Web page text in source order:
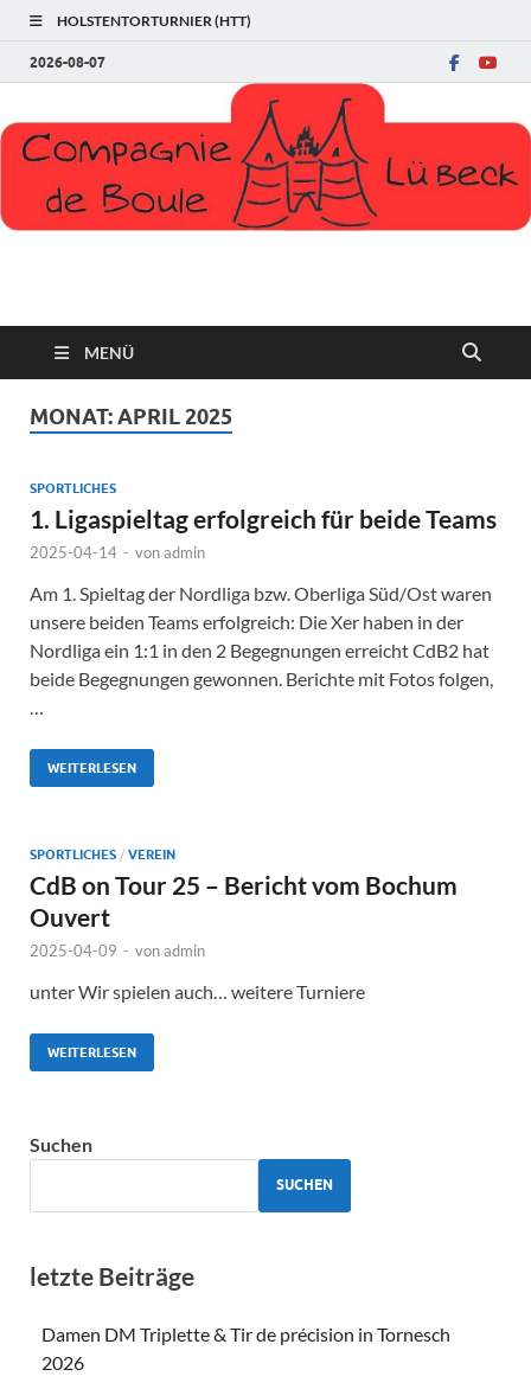
HOLSTENTORTURNIER (HTT)
2026-08-07
Compagnie de Boule
MENÜ
MONAT:APRIL 2025
SPORTLICHES
1. Ligaspieltag erfolgreich für beide Teams
2025-04-14 - vonadmin
Am 1. Spieltag der Nordliga bzw. Oberliga Süd/Ost waren
unsere beiden Teams erfolgreich: Die Xer haben in der
Nordliga ein 1:1 in den 2 Begegnungen erreicht CdB2 hat
beide Begegnungen gewonnen. Berichte mit Fotos folgen,
WEITERLESEN
SPORTLICHES / VEREIN
CdB on Tour 25 – Bericht vom Bochum
Ouvert
2025-04-09 - vonadmin
unter Wir spielen auch… weitere Turniere
WEITERLESEN
Suchen
SUCHEN
letzte Beiträge
Damen DM Triplette & Tir de précision in Tornesch
2026